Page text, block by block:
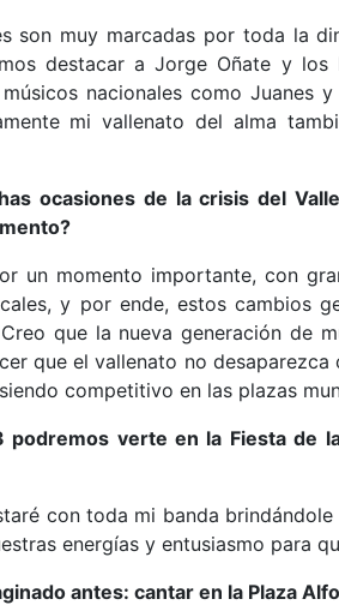
son muy marcadas por toda la
destacar a Jorge Oñate y los
nacionales como Juanes
mi vallenato del alma
ocasiones de la crisis del
un momento importante, con
y por ende, estos cambios
que la nueva generación de
que el vallenato no
competitivo en las plazas
podremos verte en la Fiesta de
con toda mi banda
energías y entusiasmo para
antes: cantar en la Plaza